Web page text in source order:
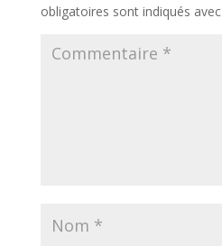
obligatoires sont indiqués avec